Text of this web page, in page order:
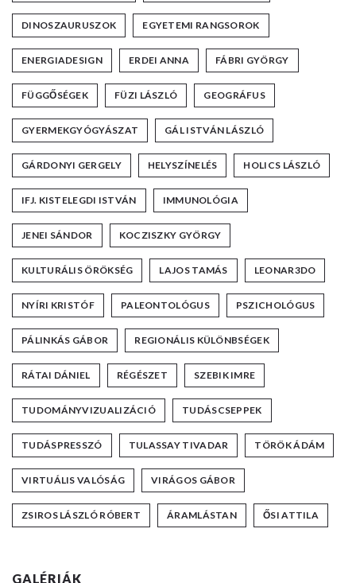
DINOSZAURUSZOK EGYETEMI RANGSOROK
ENERGIADESIGN ERDEI ANNA FÁBRI GYÖRGY
FÜGGŐSÉGEK FÜZI LÁSZLÓ GEOGRÁFUS
GYERMEKGYÓGYÁSZAT GÁL ISTVÁN LÁSZLÓ
GÁRDONYI GERGELY HELYSZÍNELÉS HOLICS LÁSZLÓ
IFJ. KISTELEGDI ISTVÁN IMMUNOLÓGIA
JENEI SÁNDOR KOCZISZKY GYÖRGY
KULTURÁLIS ÖRÖKSÉG LAJOS TAMÁS LEONAR3DO
NYÍRI KRISTÓF PALEONTOLÓGUS PSZICHOLÓGUS
PÁLINKÁS GÁBOR REGIONÁLIS KÜLÖNBSÉGEK
RÁTAI DÁNIEL RÉGÉSZET SZEBIK IMRE
TUDOMÁNYVIZUALIZÁCIÓ TUDÁSCSEPPEK
TUDÁSPRESSZÓ TULASSAY TIVADAR TÖRÖK ÁDÁM
VIRTUÁLIS VALÓSÁG VIRÁGOS GÁBOR
ZSIROS LÁSZLÓ RÓBERT ÁRAMLÁSTAN ŐSI ATTILA
GALÉRIÁK